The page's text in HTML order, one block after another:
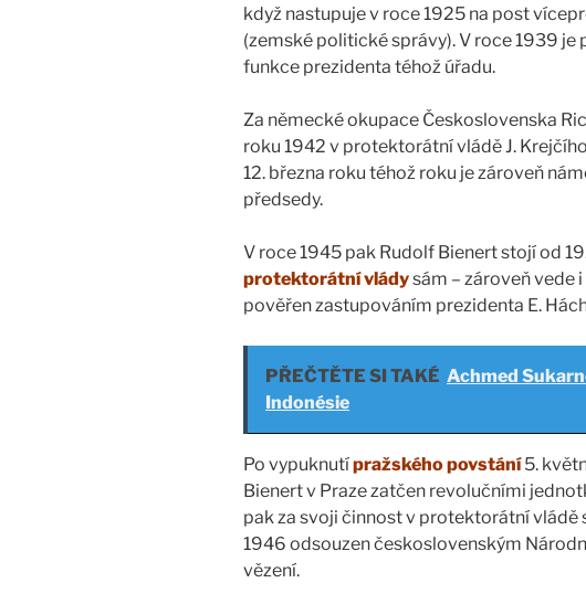
když nastupuje v roce 1925 na post
(zemské politické správy). V roce 1939 je
funkce prezidenta téhož úřadu.
Za německé okupace Československa
roku 1942 v protektorátní vládě J.
12. března roku téhož roku je zároveň
předsedy.
V roce 1945 pak Rudolf Bienert stojí od
protektorátní vládysám – zároveň vede
pověřen zastupováním prezidenta E.
PŘEČTĚTE SI TAKÉ Achmed
Indonésie
Po vypuknutípražského povstání5.
Bienert v Praze zatčen revolučními
pak za svoji činnost v protektorátní vládě
1946 odsouzen československým
vězení.